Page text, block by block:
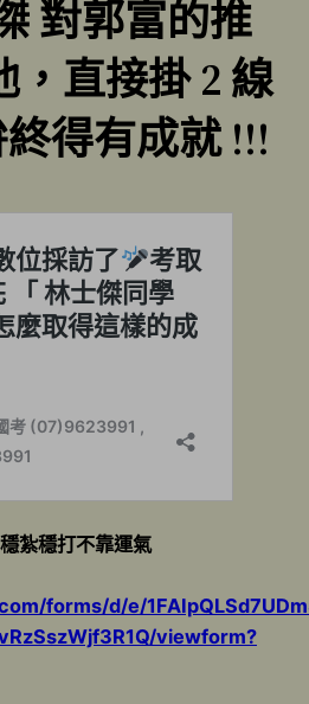
對郭富的推
，直接掛 2 線
得有成就 !!!
紮穩打不靠運氣
forms/d/e/
viewform?